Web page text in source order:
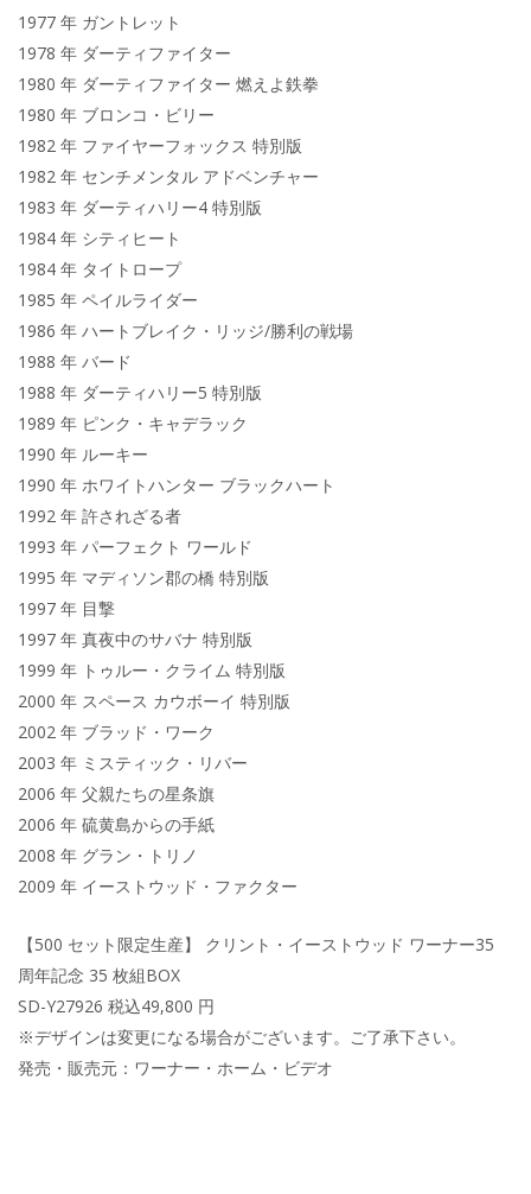
1977 年 ガントレット
1978 年 ダーティファイター
1980 年 ダーティファイター 燃えよ鉄拳
1980 年 ブロンコ・ビリー
1982 年 ファイヤーフォックス 特別版
1982 年 センチメンタル アドベンチャー
1983 年 ダーティハリー4 特別版
1984 年 シティヒート
1984 年 タイトロープ
1985 年 ペイルライダー
1986 年 ハートブレイク・リッジ/勝利の戦場
1988 年 バード
1988 年 ダーティハリー5 特別版
1989 年 ピンク・キャデラック
1990 年 ルーキー
1990 年 ホワイトハンター ブラックハート
1992 年 許されざる者
1993 年 パーフェクト ワールド
1995 年 マディソン郡の橋 特別版
1997 年 目撃
1997 年 真夜中のサバナ 特別版
1999 年 トゥルー・クライム 特別版
2000 年 スペース カウボーイ 特別版
2002 年 ブラッド・ワーク
2003 年 ミスティック・リバー
2006 年 父親たちの星条旗
2006 年 硫黄島からの手紙
2008 年 グラン・トリノ
2009 年 イーストウッド・ファクター
【500 セット限定生産】 クリント・イーストウッド ワーナー35
周年記念 35 枚組BOX
SD-Y27926 税込49,800 円
※デザインは変更になる場合がございます。ご了承下さい。
発売・販売元：ワーナー・ホーム・ビデオ